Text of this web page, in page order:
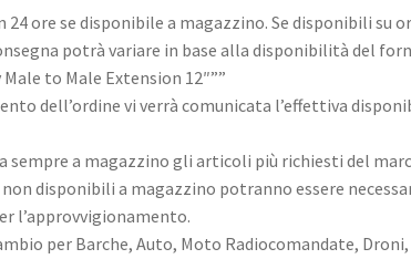
24 ore se disponibile a magazzino. Se disponibili su
potrà variare in base alla disponibilità del
to Male Extension 12″””
dell’ordine vi verrà comunicata l’effettiva
sempre a magazzino gli articoli più richiesti del
disponibili a magazzino potranno essere
l’approvvigionamento.
per Barche, Auto, Moto Radiocomandate,